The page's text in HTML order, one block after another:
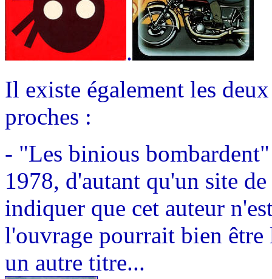
.
Il existe également les
proches :
- "Les binious
1978, d'autant qu'un site
indiquer que cet auteur
l'ouvrage pourrait bien être
un autre titre...